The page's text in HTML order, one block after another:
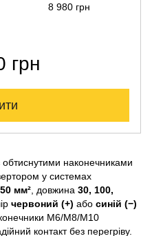
8 980 грн
грн
обтиснутими наконечниками
у системах
мм² , довжина 30, 100,
червоний (+) або синій (−)
М6/М8/М10
контакт без перегріву.